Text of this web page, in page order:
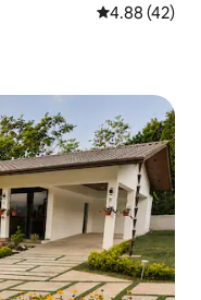
Calificación
4.88 (42)